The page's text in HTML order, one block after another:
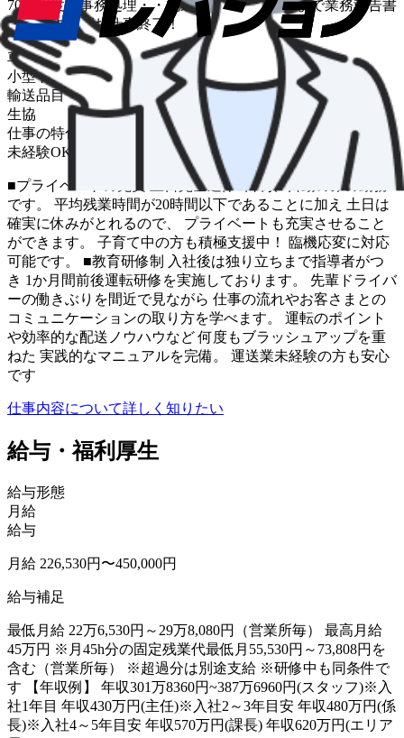
70件程度・事務処理・・配送は基本的に夕方まで業務報告書
を作成すればお仕事終了！
車種
小型トラック
輸送品目
生協
仕事の特色
未経験OK
■プライベートの充実 土日完全週休2日制、日勤のみの勤務
です。 平均残業時間が20時間以下であることに加え 土日は
確実に休みがとれるので、 プライベートも充実させること
ができます。 子育て中の方も積極支援中！ 臨機応変に対応
可能です。 ■教育研修制 入社後は独り立ちまで指導者がつ
き 1か月間前後運転研修を実施しております。 先輩ドライバ
ーの働きぶりを間近で見ながら 仕事の流れやお客さまとの
コミュニケーションの取り方を学べます。 運転のポイント
や効率的な配送ノウハウなど 何度もブラッシュアップを重
ねた 実践的なマニュアルを完備。 運送業未経験の方も安心
です
仕事内容について詳しく知りたい
給与・福利厚生
給与形態
月給
給与
月給 226,530円〜450,000円
給与補足
最低月給 22万6,530円～29万8,080円（営業所毎） 最高月給
45万円 ※月45h分の固定残業代最低月55,530円～73,808円を
含む（営業所毎） ※超過分は別途支給 ※研修中も同条件で
す 【年収例】 年収301万8360円~387万6960円(スタッフ)※入
社1年目 年収430万円(主任)※入社2～3年目安 年収480万円(係
長)※入社4～5年目安 年収570万円(課長) 年収620万円(エリア